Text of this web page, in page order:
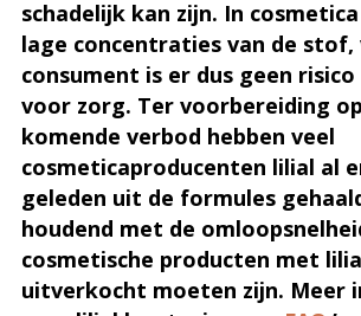
schadelijk kan zijn. In
lage concentraties van de stof,
consument is er dus geen
voor zorg. Ter voorbereiding
komende verbod hebben veel
cosmeticaproducenten lilial al
geleden uit de formules
houdend met de
cosmetische producten met
uitverkocht moeten zijn. Meer